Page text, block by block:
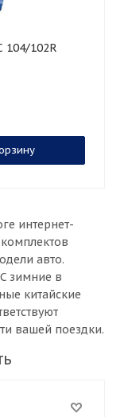
интернет-
авто.
зимние в
китайские
вашей поездки.